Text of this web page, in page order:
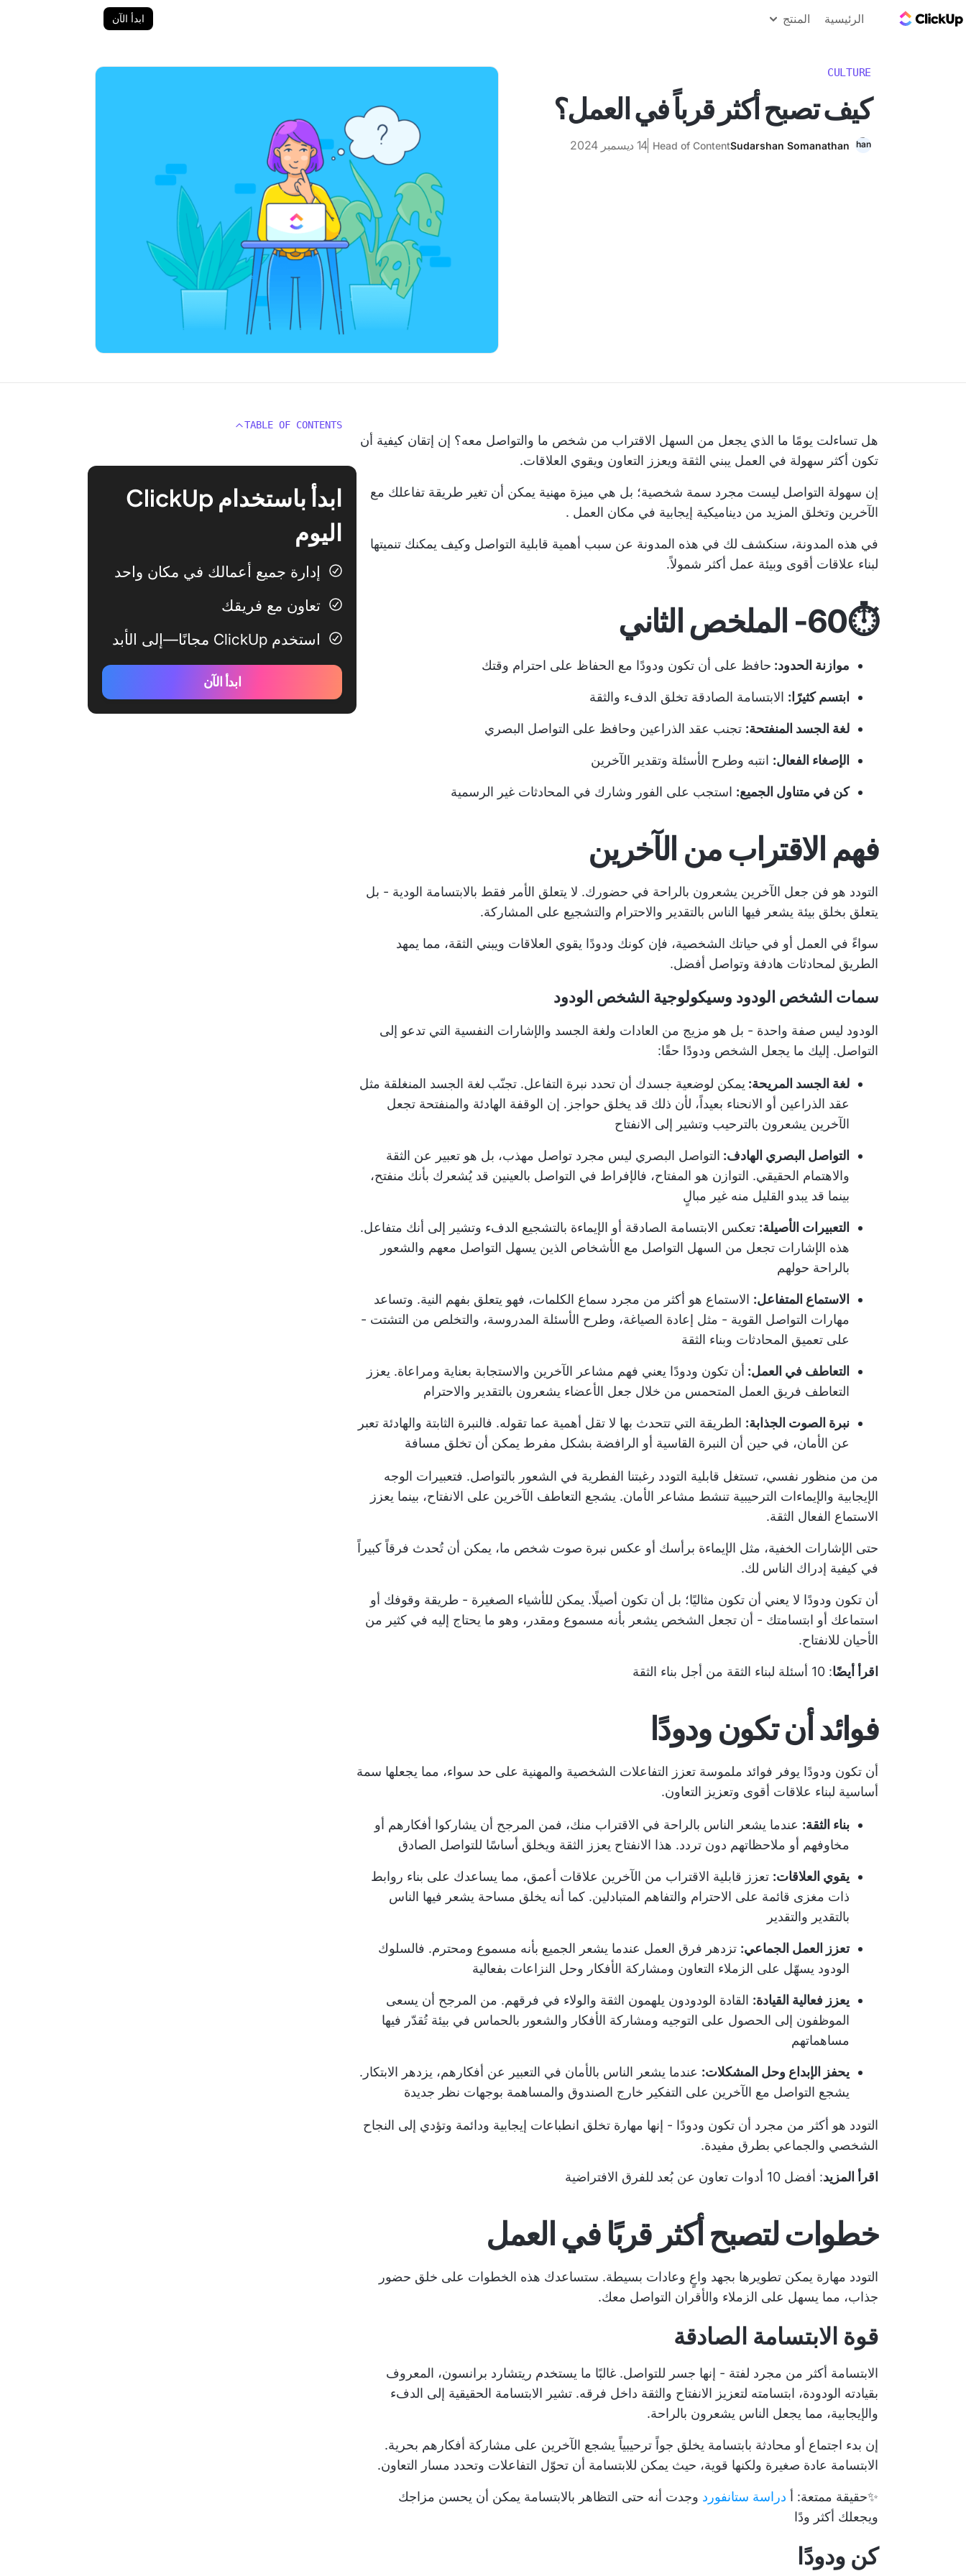
الرئيسية المنتج ابدأ الآن
CULTURE
كيف تصبح أكثر قرباً في العمل؟
Sudarshan Somanathan
Head of Content 14 ديسمبر 2024
هل تساءلت يومًا ما الذي يجعل من السهل الاقتراب من شخص ما والتواصل معه؟ إن إتقان كيفية أن
تكون أكثر سهولة في العمل يبني الثقة ويعزز التعاون ويقوي العلاقات.
إن سهولة التواصل ليست مجرد سمة شخصية؛ بل هي ميزة مهنية يمكن أن تغير طريقة تفاعلك مع
الآخرين وتخلق المزيد من ديناميكية إيجابية في مكان العمل .
في هذه المدونة، سنكشف لك في هذه المدونة عن سبب أهمية قابلية التواصل وكيف يمكنك تنميتها
لبناء علاقات أقوى وبيئة عمل أكثر شمولاً.
⏱️60- الملخص الثاني
موازنة الحدود: حافظ على أن تكون ودودًا مع الحفاظ على احترام وقتك
ابتسم كثيرًا: الابتسامة الصادقة تخلق الدفء والثقة
لغة الجسد المنفتحة: تجنب عقد الذراعين وحافظ على التواصل البصري
الإصغاء الفعال: انتبه وطرح الأسئلة وتقدير الآخرين
كن في متناول الجميع: استجب على الفور وشارك في المحادثات غير الرسمية
فهم الاقتراب من الآخرين
التودد هو فن جعل الآخرين يشعرون بالراحة في حضورك. لا يتعلق الأمر فقط بالابتسامة الودية - بل
يتعلق بخلق بيئة يشعر فيها الناس بالتقدير والاحترام والتشجيع على المشاركة.
سواءً في العمل أو في حياتك الشخصية، فإن كونك ودودًا يقوي العلاقات ويبني الثقة، مما يمهد
الطريق لمحادثات هادفة وتواصل أفضل.
سمات الشخص الودود وسيكولوجية الشخص الودود
الودود ليس صفة واحدة - بل هو مزيج من العادات ولغة الجسد والإشارات النفسية التي تدعو إلى
التواصل. إليك ما يجعل الشخص ودودًا حقًا:
لغة الجسد المريحة: يمكن لوضعية جسدك أن تحدد نبرة التفاعل. تجنّب لغة الجسد المنغلقة مثل
عقد الذراعين أو الانحناء بعيداً، لأن ذلك قد يخلق حواجز. إن الوقفة الهادئة والمنفتحة تجعل
الآخرين يشعرون بالترحيب وتشير إلى الانفتاح
التواصل البصري الهادف: التواصل البصري ليس مجرد تواصل مهذب، بل هو تعبير عن الثقة
والاهتمام الحقيقي. التوازن هو المفتاح، فالإفراط في التواصل بالعينين قد يُشعرك بأنك منفتح،
بينما قد يبدو القليل منه غير مبالٍ
التعبيرات الأصيلة: تعكس الابتسامة الصادقة أو الإيماءة بالتشجيع الدفء وتشير إلى أنك متفاعل.
هذه الإشارات تجعل من السهل التواصل مع الأشخاص الذين يسهل التواصل معهم والشعور
بالراحة حولهم
الاستماع المتفاعل: الاستماع هو أكثر من مجرد سماع الكلمات، فهو يتعلق بفهم النية. وتساعد
مهارات التواصل القوية - مثل إعادة الصياغة، وطرح الأسئلة المدروسة، والتخلص من التشتت -
على تعميق المحادثات وبناء الثقة
التعاطف في العمل: أن تكون ودودًا يعني فهم مشاعر الآخرين والاستجابة بعناية ومراعاة. يعزز
التعاطف فريق العمل المتحمس من خلال جعل الأعضاء يشعرون بالتقدير والاحترام
نبرة الصوت الجذابة: الطريقة التي تتحدث بها لا تقل أهمية عما تقوله. فالنبرة الثابتة والهادئة تعبر
عن الأمان، في حين أن النبرة القاسية أو الرافضة بشكل مفرط يمكن أن تخلق مسافة
من من منظور نفسي، تستغل قابلية التودد رغبتنا الفطرية في الشعور بالتواصل. فتعبيرات الوجه
الإيجابية والإيماءات الترحيبية تنشط مشاعر الأمان. يشجع التعاطف الآخرين على الانفتاح، بينما يعزز
الاستماع الفعال الثقة.
حتى الإشارات الخفية، مثل الإيماءة برأسك أو عكس نبرة صوت شخص ما، يمكن أن تُحدث فرقاً كبيراً
في كيفية إدراك الناس لك.
أن تكون ودودًا لا يعني أن تكون مثاليًا؛ بل أن تكون أصيلًا. يمكن للأشياء الصغيرة - طريقة وقوفك أو
استماعك أو ابتسامتك - أن تجعل الشخص يشعر بأنه مسموع ومقدر، وهو ما يحتاج إليه في كثير من
الأحيان للانفتاح.
اقرأ أيضًا: 10 أسئلة لبناء الثقة من أجل بناء الثقة
فوائد أن تكون ودودًا
أن تكون ودودًا يوفر فوائد ملموسة تعزز التفاعلات الشخصية والمهنية على حد سواء، مما يجعلها سمة
أساسية لبناء علاقات أقوى وتعزيز التعاون.
بناء الثقة: عندما يشعر الناس بالراحة في الاقتراب منك، فمن المرجح أن يشاركوا أفكارهم أو
مخاوفهم أو ملاحظاتهم دون تردد. هذا الانفتاح يعزز الثقة ويخلق أساسًا للتواصل الصادق
يقوي العلاقات: تعزز قابلية الاقتراب من الآخرين علاقات أعمق، مما يساعدك على بناء روابط
ذات مغزى قائمة على الاحترام والتفاهم المتبادلين. كما أنه يخلق مساحة يشعر فيها الناس
بالتقدير والتقدير
تعزز العمل الجماعي: تزدهر فرق العمل عندما يشعر الجميع بأنه مسموع ومحترم. فالسلوك
الودود يسهّل على الزملاء التعاون ومشاركة الأفكار وحل النزاعات بفعالية
يعزز فعالية القيادة: القادة الودودون يلهمون الثقة والولاء في فرقهم. من المرجح أن يسعى
الموظفون إلى الحصول على التوجيه ومشاركة الأفكار والشعور بالحماس في بيئة تُقدّر فيها
مساهماتهم
يحفز الإبداع وحل المشكلات: عندما يشعر الناس بالأمان في التعبير عن أفكارهم، يزدهر الابتكار.
يشجع التواصل مع الآخرين على التفكير خارج الصندوق والمساهمة بوجهات نظر جديدة
التودد هو أكثر من مجرد أن تكون ودودًا - إنها مهارة تخلق انطباعات إيجابية ودائمة وتؤدي إلى النجاح
الشخصي والجماعي بطرق مفيدة.
اقرأ المزيد: أفضل 10 أدوات تعاون عن بُعد للفرق الافتراضية
خطوات لتصبح أكثر قربًا في العمل
التودد مهارة يمكن تطويرها بجهد واعٍ وعادات بسيطة. ستساعدك هذه الخطوات على خلق حضور
جذاب، مما يسهل على الزملاء والأقران التواصل معك.
قوة الابتسامة الصادقة
الابتسامة أكثر من مجرد لفتة - إنها جسر للتواصل. غالبًا ما يستخدم ريتشارد برانسون، المعروف
بقيادته الودودة، ابتسامته لتعزيز الانفتاح والثقة داخل فرقه. تشير الابتسامة الحقيقية إلى الدفء
والإيجابية، مما يجعل الناس يشعرون بالراحة.
إن بدء اجتماع أو محادثة بابتسامة يخلق جواً ترحيبياً يشجع الآخرين على مشاركة أفكارهم بحرية.
الابتسامة عادة صغيرة ولكنها قوية، حيث يمكن للابتسامة أن تحوّل التفاعلات وتحدد مسار التعاون.
✨حقيقة ممتعة: أ دراسة ستانفورد وجدت أنه حتى التظاهر بالابتسامة يمكن أن يحسن مزاجك
ويجعلك أكثر ودًا
كن ودودًا
TABLE OF CONTENTS
ابدأ باستخدام ClickUp
اليوم
إدارة جميع أعمالك في مكان واحد
تعاون مع فريقك
استخدم ClickUp مجانًا—إلى الأبد
ابدأ الآن